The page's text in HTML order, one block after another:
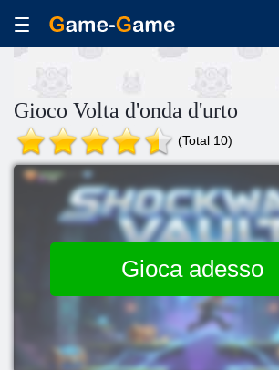
Gioco Volta d'onda d'urto
(Total 10)
Gioca adesso